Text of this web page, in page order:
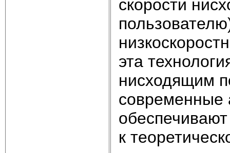
скорости
эта
нисходящим
современные
к